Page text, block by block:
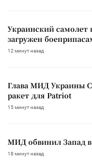
Украинский самолет
загружен
12 минут назад
Глава МИД Украины
ракет для Patriot
15 минут назад
МИД обвинил Запад
18 минут назад